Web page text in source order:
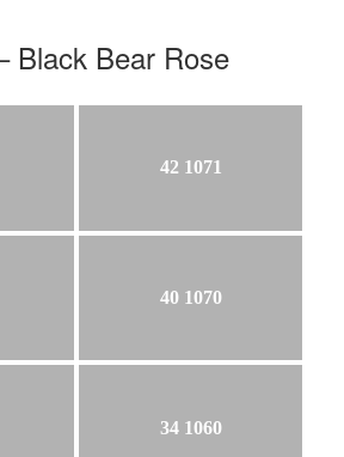
Black Bear Rose
42 1071
40 1070
34 1060